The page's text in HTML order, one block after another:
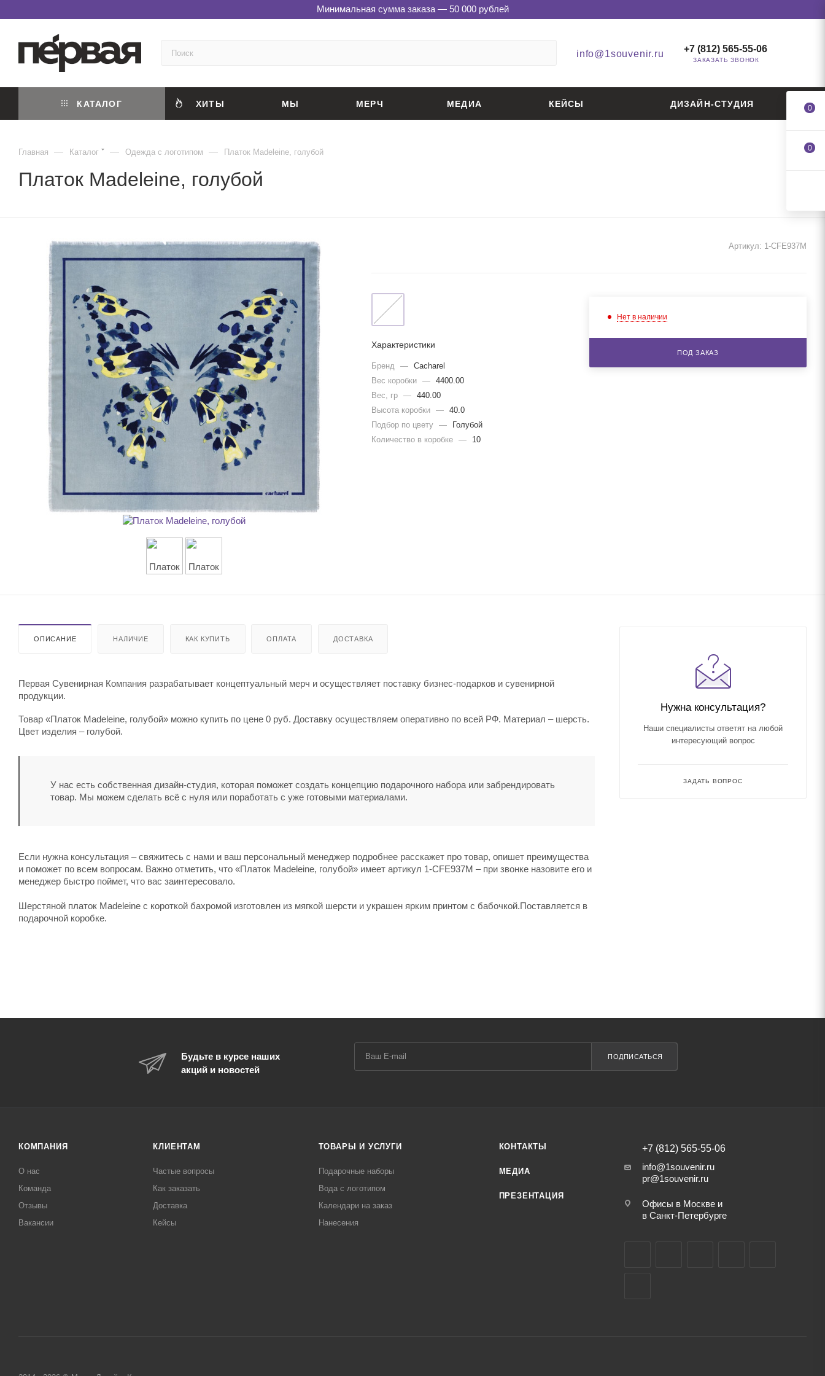
Минимальная сумма заказа — 50 000 рублей
info@1souvenir.ru +7 (812) 565-55-06
ЗАКАЗАТЬ ЗВОНОК
КАТАЛОГ ХИТЫ МЫ МЕРЧ МЕДИА КЕЙСЫ ДИЗАЙН-СТУДИЯ
Главная — Каталог — Одежда с логотипом — Платок Madeleine, голубой
Платок Madeleine, голубой
Артикул: 1-CFE937M
Характеристики
Бренд —
Cacharel
Вес коробки
—
4400.00
Вес, гр
—
440.00
Высота коробки
—
40.0
Подбор по цвету
—
Голубой
Количество в коробке
— 10
Нет в наличии
ПОД ЗАКАЗ
ОПИСАНИЕ НАЛИЧИЕ КАК КУПИТЬ ОПЛАТА ДОСТАВКА
Первая Сувенирная Компания разрабатывает концептуальный мерч и осуществляет поставку бизнес-подарков и сувенирной
продукции.
Товар «Платок Madeleine, голубой» можно купить по цене 0 руб. Доставку осуществляем оперативно по всей РФ. Материал – шерсть.
Цвет изделия – голубой.
У нас есть собственная дизайн-студия, которая поможет создать концепцию подарочного набора или забрендировать
товар. Мы можем сделать всё с нуля или поработать с уже готовыми материалами.
Если нужна консультация – свяжитесь с нами и ваш персональный менеджер подробнее расскажет про товар, опишет преимущества
и поможет по всем вопросам. Важно отметить, что «Платок Madeleine, голубой» имеет артикул 1-CFE937M – при звонке назовите его и
менеджер быстро поймет, что вас заинтересовало.
Шерстяной платок Madeleine с короткой бахромой изготовлен из мягкой шерсти и украшен ярким принтом с бабочкой.Поставляется в
подарочной коробке.
Нужна консультация?
Наши специалисты ответят на любой
интересующий вопрос
ЗАДАТЬ ВОПРОС
Будьте в курсе наших
акций и новостей
ПОДПИСАТЬСЯ
КОМПАНИЯ
О нас
Команда
Отзывы
Вакансии
КЛИЕНТАМ
Частые вопросы
Как заказать
Доставка
Кейсы
ТОВАРЫ И УСЛУГИ
Подарочные наборы
Вода с логотипом
Календари на заказ
Нанесения
КОНТАКТЫ
МЕДИА
ПРЕЗЕНТАЦИЯ
+7 (812) 565-55-06
info@1souvenir.ru
pr@1souvenir.ru
Офисы в Москве и
в Санкт-Петербурге
0
0